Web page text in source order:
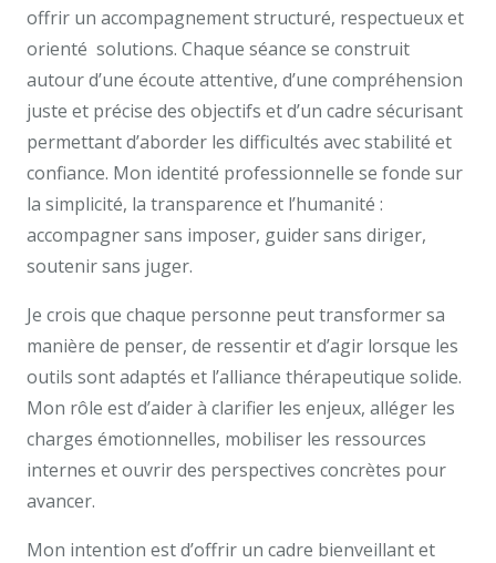
offrir un accompagnement structuré, respectueux et
orienté solutions. Chaque séance se construit
autour d’une écoute attentive, d’une compréhension
juste et précise des objectifs et d’un cadre sécurisant
permettant d’aborder les difficultés avec stabilité et
confiance. Mon identité professionnelle se fonde sur
la simplicité, la transparence et l’humanité :
accompagner sans imposer, guider sans diriger,
soutenir sans juger.
Je crois que chaque personne peut transformer sa
manière de penser, de ressentir et d’agir lorsque les
outils sont adaptés et l’alliance thérapeutique solide.
Mon rôle est d’aider à clarifier les enjeux, alléger les
charges émotionnelles, mobiliser les ressources
internes et ouvrir des perspectives concrètes pour
avancer.
Mon intention est d’offrir un cadre bienveillant et